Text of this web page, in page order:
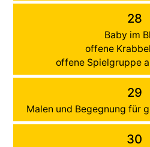
28
Baby im
offene
offene Spielgruppe
29
Malen und Begegnung für
30